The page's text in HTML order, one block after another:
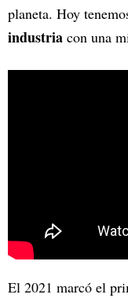
planeta. Hoy
industria con una
El 2021 marcó el